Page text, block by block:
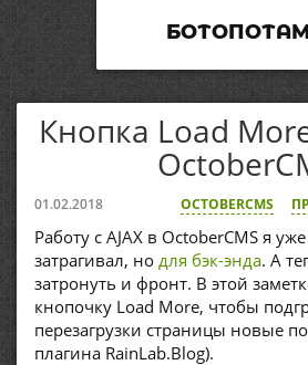
Кнопка Load
01.02.2018 OCTOBERCMS
Работу с AJAX в OctoberCMS я
затрагивал, но для бэк-энда. А
затронуть и фронт. В этой
кнопочку Load More, чтобы
перезагрузки страницы новые
плагина RainLab.Blog).